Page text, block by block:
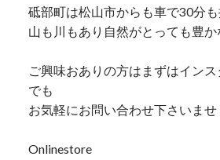
砥部町は松山市からも車で30分も
山も川もあり自然がとっても豊か
ご興味おありの方はまずはイン
でも
お気軽にお問い合わせ下さいませ
Onlinestore